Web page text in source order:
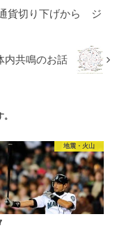
貨切り下げから ジ
内共鳴のお話
地震・火山